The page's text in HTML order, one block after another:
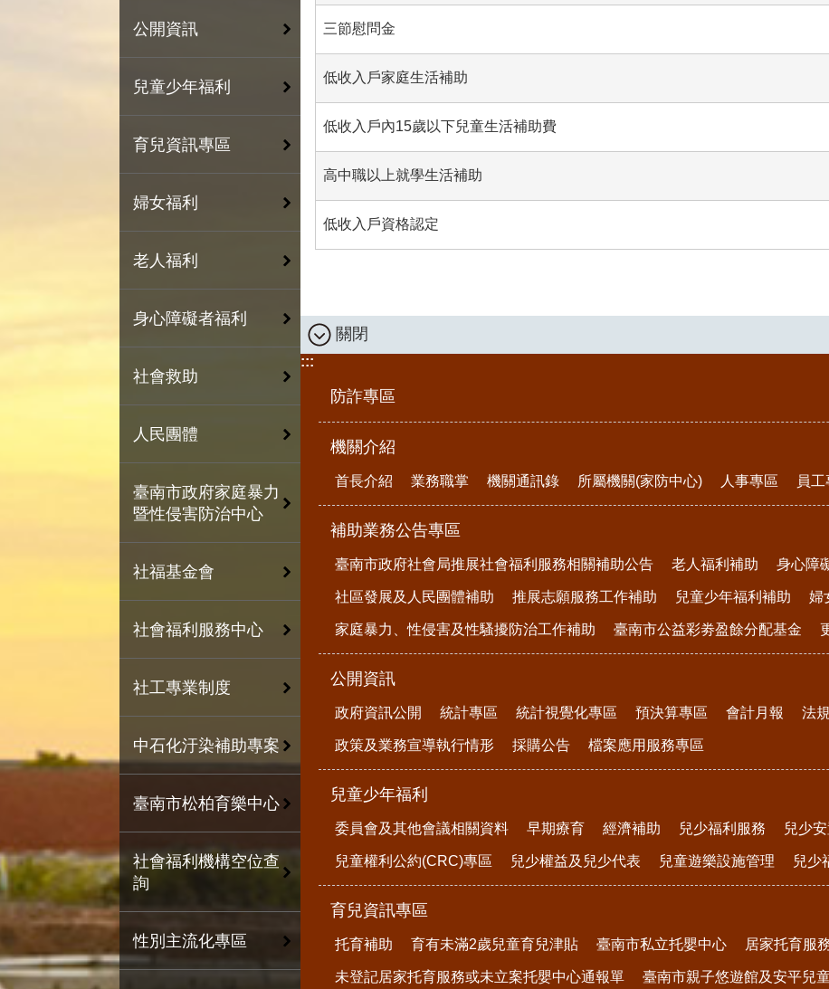
公開資訊
兒童少年福利
育兒資訊專區
婦女福利
老人福利
身心障礙者福利
社會救助
人民團體
臺南市政府家庭暴力
暨性侵害防治中心
社福基金會
社會福利服務中心
社工專業制度
中石化汙染補助專案
臺南市松柏育樂中心
社會福利機構空位查
詢
性別主流化專區
三節慰問金
低收入戶家庭生活補助
低收入戶內15歲以下兒童生活補助費
高中職以上就學生活補助
低收入戶資格認定
關閉
:::
防詐專區
機關介紹
首長介紹 業務職掌 機關通訊錄 所屬機關(家防中心) 人事專區 員
補助業務公告專區
臺南市政府社會局推展社會福利服務相關補助公告 老人福利補助 身心障
社區發展及人民團體補助 推展志願服務工作補助 兒童少年福利補助 婦
家庭暴力、性侵害及性騷擾防治工作補助 臺南市公益彩劵盈餘分配基金
公開資訊
政府資訊公開 統計專區 統計視覺化專區 預決算專區 會計月報 法
政策及業務宣導執行情形 採購公告 檔案應用服務專區
兒童少年福利
委員會及其他會議相關資料 早期療育 經濟補助 兒少福利服務 兒少
兒童權利公約(CRC)專區 兒少權益及兒少代表 兒童遊樂設施管理 兒少
育兒資訊專區
托育補助 育有未滿2歲兒童育兒津貼 臺南市私立托嬰中心 居家托育服
未登記居家托育服務或未立案托嬰中心通報單 臺南市親子悠遊館及安平兒